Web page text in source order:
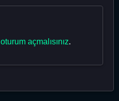
oturum açmalısınız.